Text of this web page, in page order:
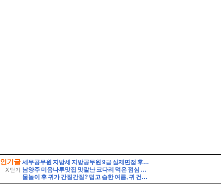
인기글
X 닫기
세무공무원 지방세 지방공무원 9급 실제면접 후기] 지방세 9급 지방공무원 면접 (지방공무원 9급 지방세 실제 수험자 8인의 생생한 면접 후기)
남양주 미음나루맛집 맛깔난 코다리 먹은 점심 모임장소
물놀이 후 귀가 간질간질? 덥고 습한 여름, 귀 건강 지키는 법